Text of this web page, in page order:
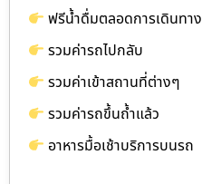
ฟรีน้ำดื่มตลอดการเดินทาง
รวมค่ารถไปกลับ
รวมค่าเข้าสถานที่ต่างๆ
รวมค่ารถขึ้นถ้ำแล้ว
อาหารมื้อเช้าบริการบนรถ